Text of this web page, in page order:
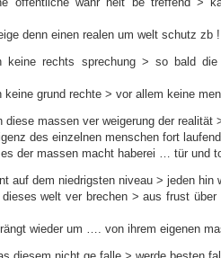
denn einen realen um welt schutz zb !
keine rechts sprechung > so bald
keine grund rechte > vor allem keine
diese massen ver weigerung der realität
des einzelnen menschen fort
es der massen macht haberei … tür und
auf dem niedrigsten niveau > jeden hin
welt ver brechen > aus frust
wieder um …. von ihrem eigenen